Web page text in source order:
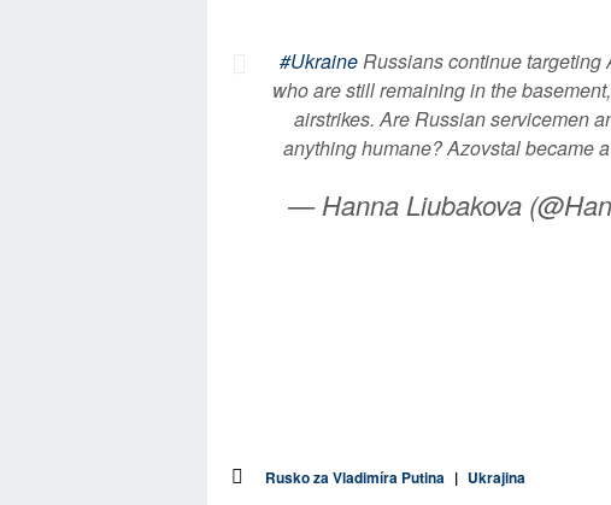
#UkraineRussians continue
who are still remaining in the
airstrikes. Are Russian servicemen
anything humane? Azovstal became
— Hanna Liubakova
Rusko za Vladimíra Putina | Ukrajina